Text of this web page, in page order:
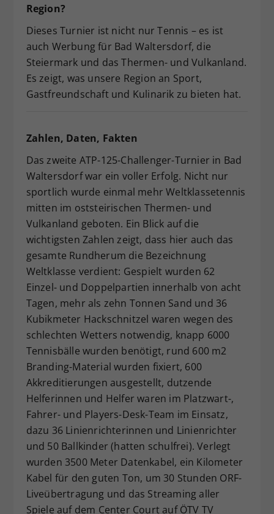
Region?
Dieses Turnier ist nicht nur Tennis – es ist
auch Werbung für Bad Waltersdorf, die
Steiermark und das Thermen- und Vulkanland.
Es zeigt, was unsere Region an Sport,
Gastfreundschaft und Kulinarik zu bieten hat.
Zahlen, Daten, Fakten
Das zweite ATP-125-Challenger-Turnier in Bad
Waltersdorf war ein voller Erfolg. Nicht nur
sportlich wurde einmal mehr Weltklassetennis
mitten im oststeirischen Thermen- und
Vulkanland geboten. Ein Blick auf die
wichtigsten Zahlen zeigt, dass hier auch das
gesamte Rundherum die Bezeichnung
Weltklasse verdient: Gespielt wurden 62
Einzel- und Doppelpartien innerhalb von acht
Tagen, mehr als zehn Tonnen Sand und 36
Kubikmeter Hackschnitzel waren wegen des
schlechten Wetters notwendig, knapp 6000
Tennisbälle wurden benötigt, rund 600 m2
Branding-Material wurden fixiert, 600
Akkreditierungen ausgestellt, dutzende
Helferinnen und Helfer waren im Platzwart-,
Fahrer- und Players-Desk-Team im Einsatz,
dazu 36 Linienrichterinnen und Linienrichter
und 50 Ballkinder (hatten schulfrei). Verlegt
wurden 3500 Meter Datenkabel, ein Kilometer
Kabel für den guten Ton, um 30 Stunden ORF-
Liveübertragung und das Streaming aller
Spiele auf dem Center Court auf ÖTV TV